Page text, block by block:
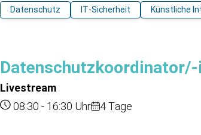
Datenschutz IT-Sicherheit Künstliche
Livestream
08:30 - 16:30 Uhr 4 Tage